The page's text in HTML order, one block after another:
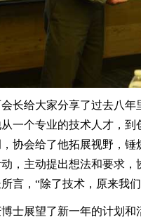
长给大家分享了过去八
一个专业的技术人才，
协会给了他拓展视野，
，主动提出想法和要求
言，“除了技术，原来我们
士展望了新一年的计划